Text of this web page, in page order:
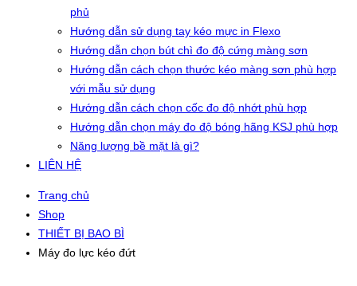
phủ
Hướng dẫn sử dụng tay kéo mực in Flexo
Hướng dẫn chọn bút chì đo độ cứng màng sơn
Hướng dẫn cách chọn thước kéo màng sơn phù hợp
với mẫu sử dụng
Hướng dẫn cách chọn cốc đo độ nhớt phù hợp
Hướng dẫn chọn máy đo độ bóng hãng KSJ phù hợp
Năng lượng bề mặt là gì?
LIÊN HỆ
Trang chủ
Shop
THIẾT BỊ BAO BÌ
Máy đo lực kéo đứt